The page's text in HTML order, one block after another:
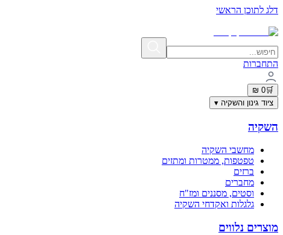
דלג לתוכן הראשי
התחברות
🛒
0 ₪
ציוד גינון והשקיה ▾
השקיה
מחשבי השקיה
טפטפות, ממטרות ומתזים
ברזים
מחברים
וסטים, מסננים ומז"ח
גלגלות ואקדחי השקיה
מוצרים נלווים